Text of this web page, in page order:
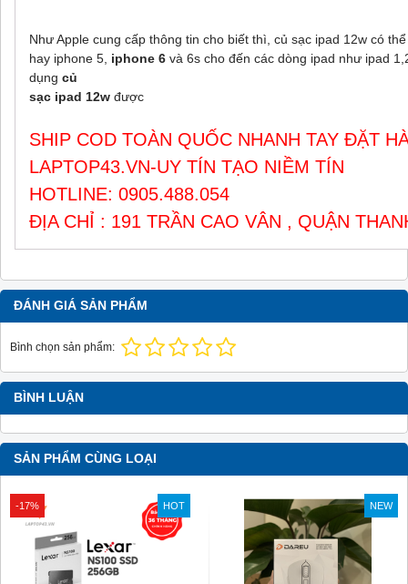
Như Apple cung cấp thông tin cho biết thì, củ sạc ipad 12w có
hay iphone 5, iphone 6 và 6s cho đến các dòng ipad như ipad
dụng củ
sạc ipad 12w được
SHIP COD TOÀN QUỐC NHANH TAY ĐẶT
LAPTOP43.VN-UY TÍN TẠO NIỀM TÍN
HOTLINE: 0905.488.054
ĐỊA CHỈ : 191 TRẦN CAO VÂN , QUẬN
ĐÁNH GIÁ SẢN PHẨM
Bình chọn sản phẩm:
BÌNH LUẬN
SẢN PHẨM CÙNG LOẠI
-17% HOT NEW